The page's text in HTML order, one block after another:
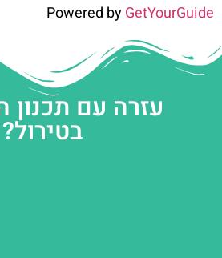
Powered byGetYourGuide
עזרה עם
בטירול?